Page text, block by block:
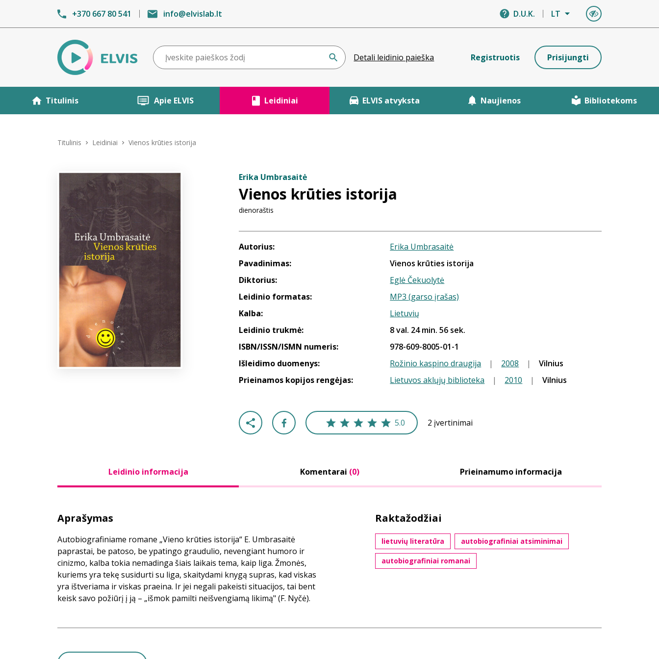
+370 667 80 541 info@elvislab.lt D.U.K. LT
Detali leidinio paieška Registruotis Prisijungti
Titulinis Apie ELVIS Leidiniai ELVIS atvyksta Naujienos Bibliotekoms
Titulinis Leidiniai Vienos krūties istorija
Erika Umbrasaitė
Vienos krūties istorija
dienoraštis
Autorius:
Erika Umbrasaitė
Pavadinimas:
Vienos krūties istorija
Diktorius:
Eglė Čekuolytė
Leidinio formatas:
MP3 (garso įrašas)
Kalba:
Lietuvių
Leidinio trukmė:
8 val. 24 min. 56 sek.
ISBN/ISSN/ISMN numeris:
978-609-8005-01-1
Išleidimo duomenys:
Rožinio kaspino draugija | 2008 |
Vilnius
Prieinamos kopijos rengėjas:
Lietuvos aklųjų biblioteka | 2010 | Vilnius
5.0 2 įvertinimai
Leidinio informacija Komentarai (0) Prieinamumo informacija
Aprašymas
Autobiografiniame romane „Vieno krūties istorija“ E. Umbrasaitė
paprastai, be patoso, be ypatingo graudulio, nevengiant humoro ir
cinizmo, kalba tokia nemadinga šiais laikais tema, kaip liga. Žmonės,
kuriems yra tekę susidurti su liga, skaitydami knygą supras, kad viskas
yra ištveriama ir viskas praeina. Ir jei negali pakeisti situacijos, tai bent
keisk savo požiūrį į ją – „išmok pamilti neišvengiamą likimą" (F. Nyčė).
Raktažodžiai
lietuvių literatūra autobiografiniai atsiminimai
autobiografiniai romanai